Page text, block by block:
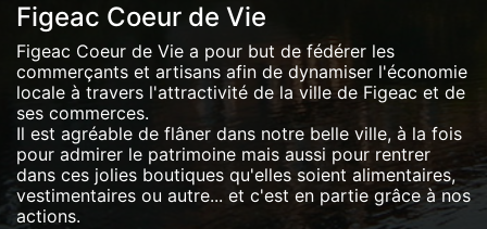
Figeac Coeur de Vie
Figeac Coeur de Vie a pour but de fédérer les
commerçants et artisans afin de dynamiser l'économie
locale à travers l'attractivité de la ville de Figeac et de
ses commerces.
Il est agréable de flâner dans notre belle ville, à la fois
pour admirer le patrimoine mais aussi pour rentrer
dans ces jolies boutiques qu'elles soient alimentaires,
vestimentaires ou autre... et c'est en partie grâce à nos
actions.